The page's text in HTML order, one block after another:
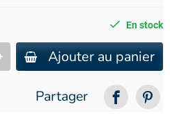
En stock
Ajouter au panier
Partager